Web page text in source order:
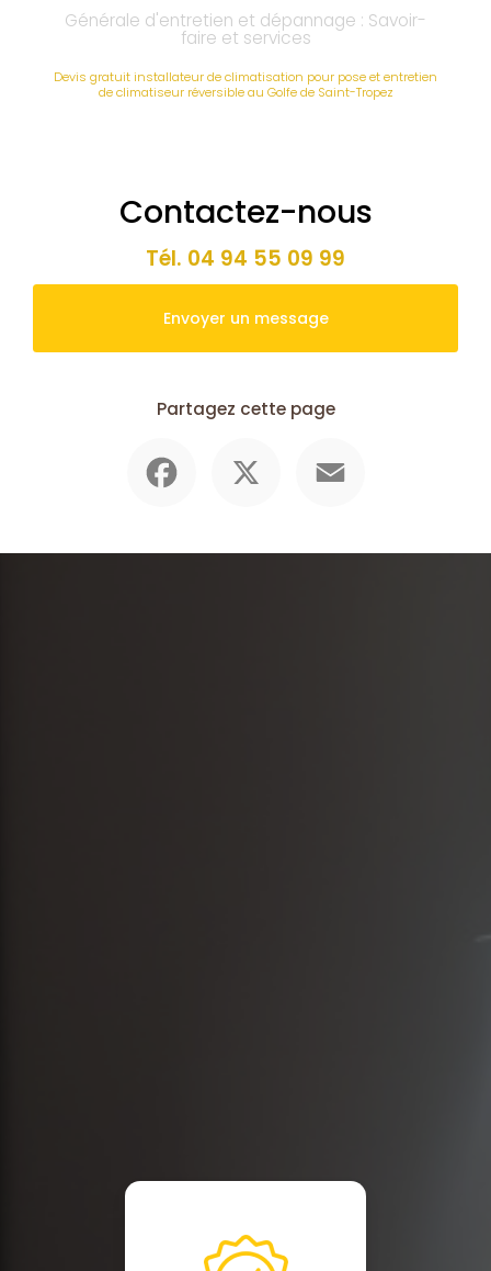
Générale d'entretien et dépannage : Savoir-
faire et services
Devis gratuit installateur de climatisation pour pose et entretien
de climatiseur réversible au Golfe de Saint-Tropez
Contactez-nous
Tél. 04 94 55 09 99
Envoyer un message
Partagez cette page